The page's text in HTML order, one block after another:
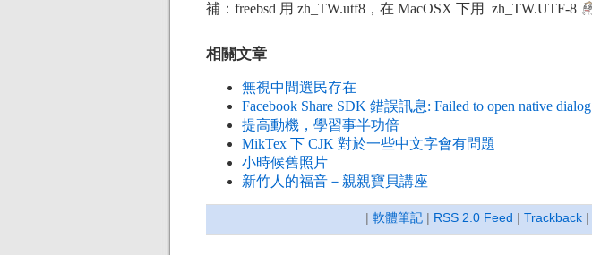
補：freebsd 用 zh_TW.utf8，在 MacOSX 下用 zh_TW.UTF-8
相關文章
無視中間選民存在
Facebook Share SDK 錯誤訊息: Failed to open native dialog
提高動機，學習事半功倍
MikTex 下 CJK 對於一些中文字會有問題
小時候舊照片
新竹人的福音－親親寶貝講座
| 軟體筆記 | RSS 2.0 Feed | Trackback |